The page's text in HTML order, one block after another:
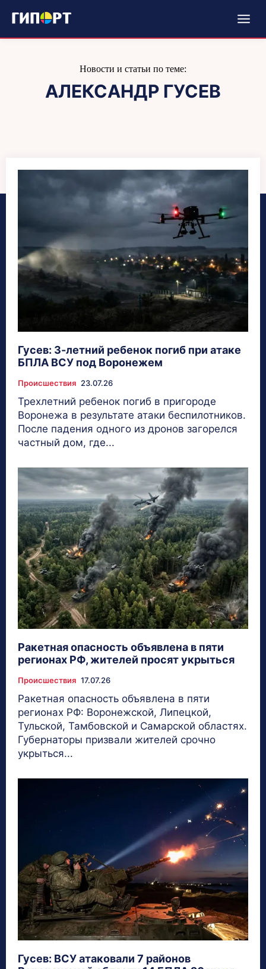
Новости и статьи по теме:
АЛЕКСАНДР ГУСЕВ
Гусев: 3-летний ребенок погиб при атаке
БПЛА ВСУ под Воронежем
Происшествия 23.07.26
Трехлетний ребенок погиб в пригороде
Воронежа в результате атаки беспилотников.
После падения одного из дронов загорелся
частный дом, где...
Ракетная опасность объявлена в пяти
регионах РФ, жителей просят укрыться
Происшествия 17.07.26
Ракетная опасность объявлена в пяти
регионах РФ: Воронежской, Липецкой,
Тульской, Тамбовской и Самарской областях.
Губернаторы призвали жителей срочно
укрыться...
Гусев: ВСУ атаковали 7 районов